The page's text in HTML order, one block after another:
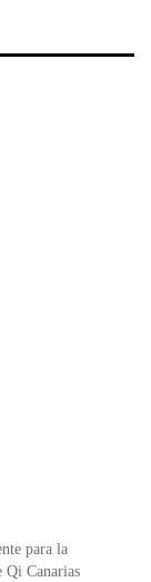
para la
Qi Canarias